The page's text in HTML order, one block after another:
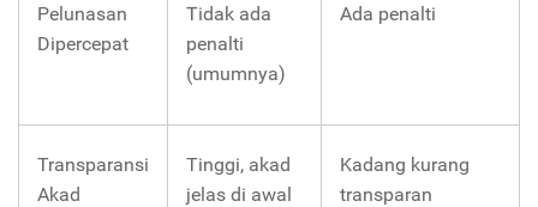
Pelunasan
Dipercepat
Tidak ada
penalti
(umumnya)
Ada penalti
Transparansi
Akad
Tinggi, akad
jelas di awal
Kadang kurang
transparan